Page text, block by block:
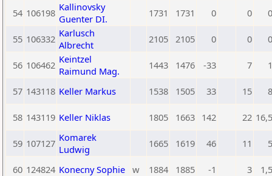
54 106198 Kallinovsky
Guenter DI.
1731 1731 0 0 0
55 106332 Karlusch
Albrecht
2105 2105 0 0 0
56 106462 Keintzel
Raimund Mag.
1443 1476 -33 7 1
57 143118 Keller Markus 1538 1505 33 15 8
58 143119 Keller Niklas 1805 1663 142 22 16,5
59 107127 Komarek
Ludwig
1665 1619 46 11 5
60 124824 Konecny Sophie w 1884 1885 -1 3 1,5